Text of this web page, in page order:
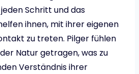
Schritt und das
ihnen, mit ihrer eigenen
zu treten. Pilger fühlen
Natur getragen, was zu
Verständnis ihrer